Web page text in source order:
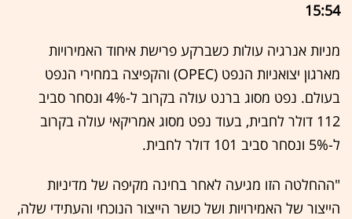
15:54
מניות אנרגיה עולות כשברקע פרישת איחוד האמירויות
מארגון יצואניות הנפט (OPEC) והקפיצה במחירי הנפט
בעולם. נפט מסוג ברנט עולה בקרוב ל-4% ונסחר סביב
112 דולר לחבית, בעוד נפט מסוג אמריקאי עולה בקרוב
ל-5% ונסחר סביב 101 דולר לחבית.
"ההחלטה הזו מגיעה לאחר בחינה מקיפה של מדיניות
הייצור של האמירויות ושל כושר הייצור הנוכחי והעתידי שלה,